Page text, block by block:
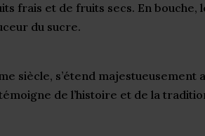
frais et de fruits secs. En
du sucre.
siècle, s’étend majestueusement
de l’histoire et de la